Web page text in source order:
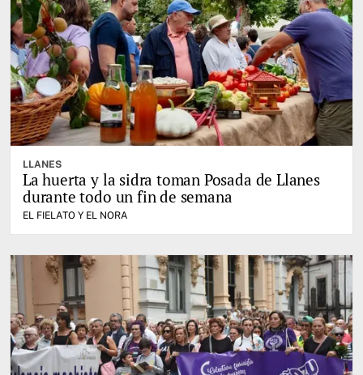
LLANES
La huerta y la sidra toman Posada de Llanes
durante todo un fin de semana
EL FIELATO Y EL NORA